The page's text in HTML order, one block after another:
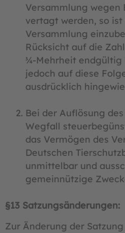
Versammlung
vertagt werden, so
Versammlung
Rücksicht auf die
¾-Mehrheit endgültig
jedoch auf diese
ausdrücklich
Bei der Auflösung
Wegfall
das Vermögen des
Deutschen
unmittelbar und
gemeinnützige
§13 Satzungsänderungen:
Zur Änderung der